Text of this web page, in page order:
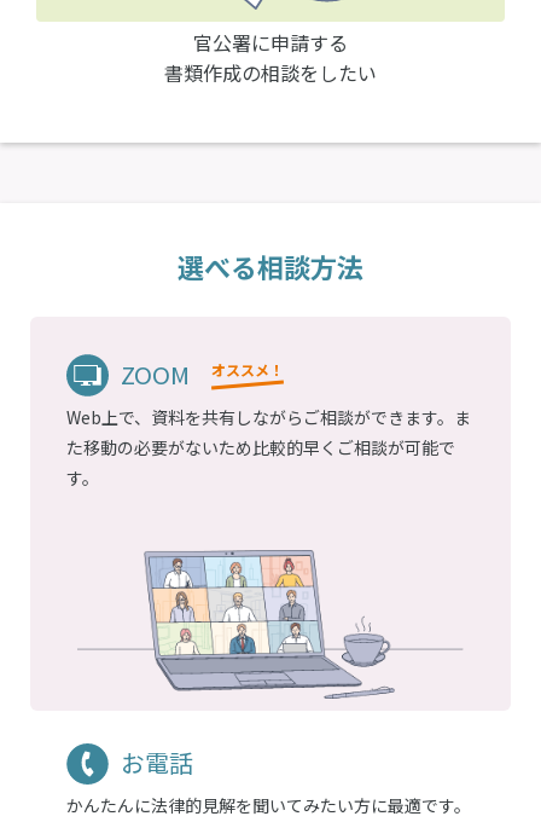
官公署に申請する
書類作成の相談をしたい
選べる相談方法
ZOOM オススメ！
Web上で、資料を共有しながらご相談ができます。ま
た移動の必要がないため比較的早くご相談が可能で
す。
お電話
かんたんに法律的見解を聞いてみたい方に最適です。